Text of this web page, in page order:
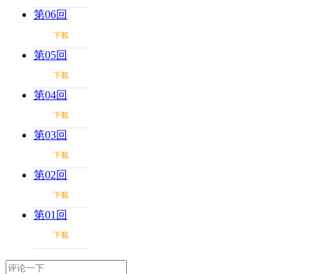
第06回
下載
第05回
下載
第04回
下載
第03回
下載
第02回
下載
第01回
下載